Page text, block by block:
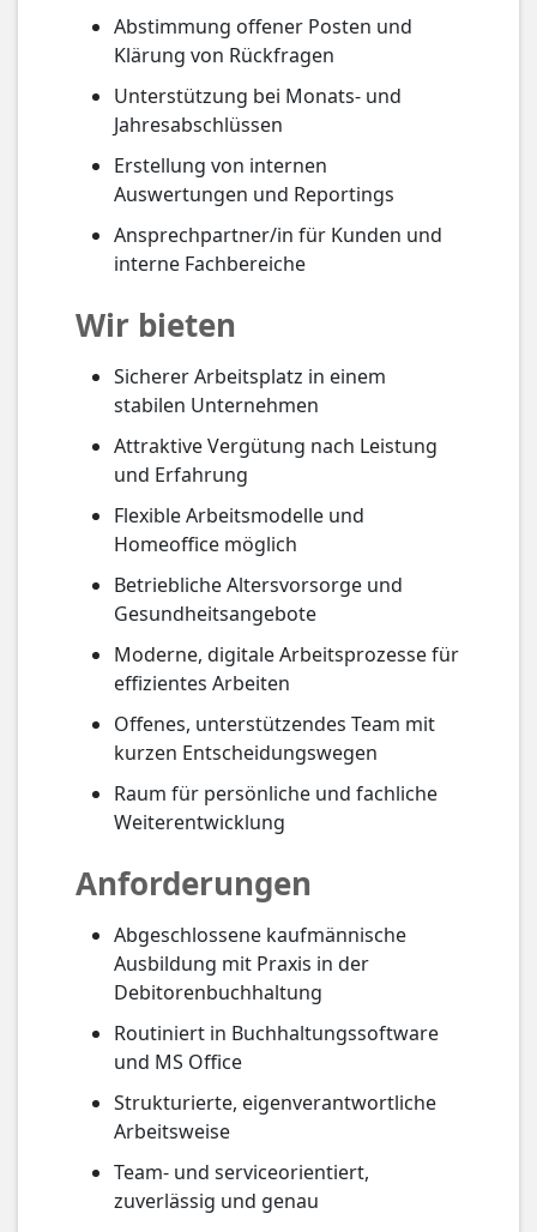
Abstimmung offener Posten und
Klärung von Rückfragen
Unterstützung bei Monats- und
Jahresabschlüssen
Erstellung von internen
Auswertungen und Reportings
Ansprechpartner/in für Kunden und
interne Fachbereiche
Wir bieten
Sicherer Arbeitsplatz in einem
stabilen Unternehmen
Attraktive Vergütung nach Leistung
und Erfahrung
Flexible Arbeitsmodelle und
Homeoffice möglich
Betriebliche Altersvorsorge und
Gesundheitsangebote
Moderne, digitale Arbeitsprozesse für
effizientes Arbeiten
Offenes, unterstützendes Team mit
kurzen Entscheidungswegen
Raum für persönliche und fachliche
Weiterentwicklung
Anforderungen
Abgeschlossene kaufmännische
Ausbildung mit Praxis in der
Debitorenbuchhaltung
Routiniert in Buchhaltungssoftware
und MS Office
Strukturierte, eigenverantwortliche
Arbeitsweise
Team- und serviceorientiert,
zuverlässig und genau